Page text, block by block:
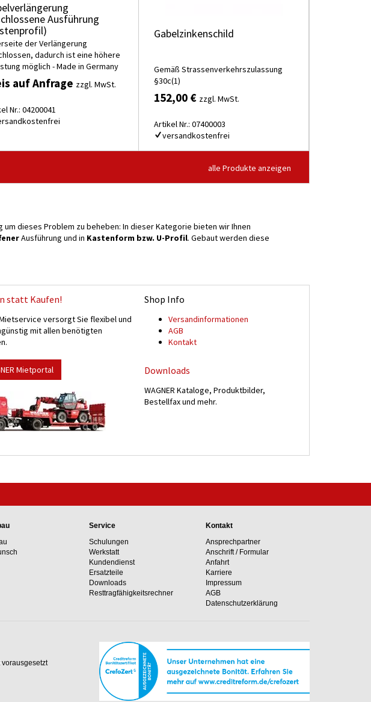
Ausführung
der Verlängerung
dadurch ist eine höhere
möglich - Made in Germany
auf Anfrage zzgl. MwSt.
Nr.: 04200041
Gabelzinkenschild
Gemäß Strassenverkehrszulassung
§30c(1)
152,00 € zzgl. MwSt.
Artikel Nr.: 07400003
versandkostenfrei
alle Produkte anzeigen
dieses Problem zu beheben: In dieser Kategorie bieten wir Ihnen
Ausführung und in Kastenform bzw. U-Profil. Gebaut werden diese
statt Kaufen!
versorgt Sie flexibel und
mit allen benötigten
Mietportal
Shop Info
Versand­informationen
AGB
Kontakt
Downloads
WAGNER Kataloge, Produktbilder,
Bestellfax und mehr.
Service
Schulungen
Werkstatt
Kundendienst
Ersatzteile
Downloads
Resttragfähig­keits­rechner
Kontakt
Ansprechpartner
Anschrift / Formular
Anfahrt
Karriere
Impressum
AGB
Datenschutzerklärung
vorausgesetzt